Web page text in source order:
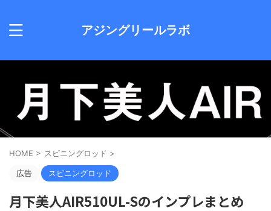
アジングリールラボ
HOME > スピニングロッド >
広告 スピニングロッド
月下美人AIR510UL-Sのインプレまとめ